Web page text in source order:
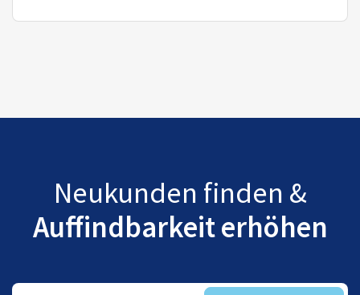
Neukunden finden &
Auffindbarkeit erhöhen